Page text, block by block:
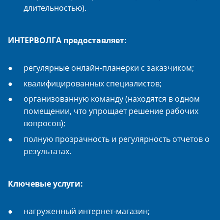
длительностью).
ИНТЕРВОЛГА предоставляет:
регулярные онлайн-планерки с заказчиком;
квалифицированных специалистов;
организованную команду (находятся в одном
помещении, что упрощает решение рабочих
вопросов);
полную прозрачность и регулярность отчетов о
результатах.
Ключевые услуги:
нагруженный интернет-магазин;